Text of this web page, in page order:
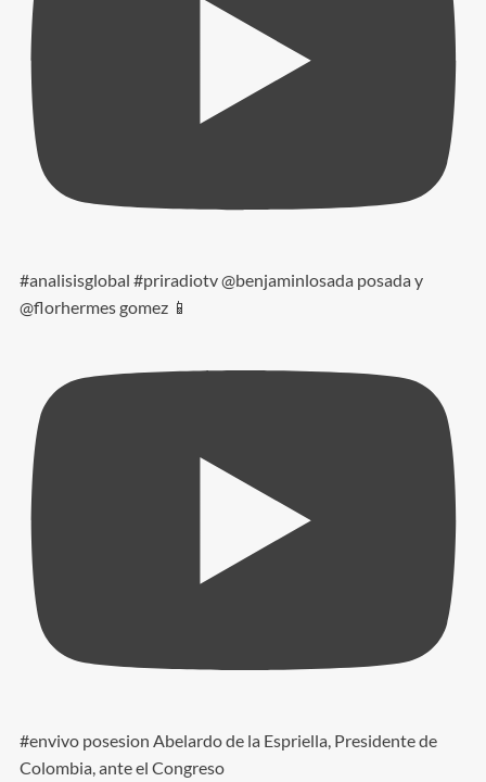
#analisisglobal #priradiotv @benjaminlosada posada y
@florhermes gomez 📱
#envivo posesion Abelardo de la Espriella, Presidente de
Colombia, ante el Congreso